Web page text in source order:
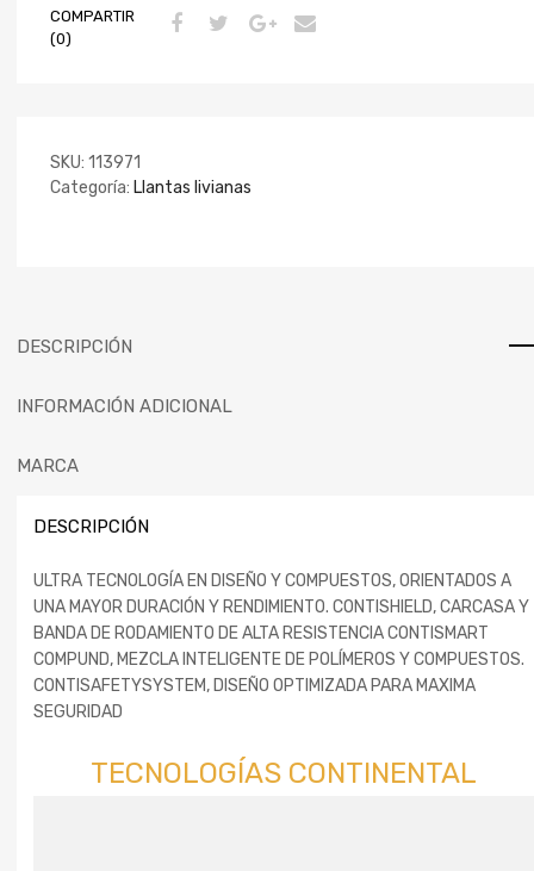
COMPARTIR
(0)
SKU: 113971
Categoría: Llantas livianas
DESCRIPCIÓN
INFORMACIÓN ADICIONAL
MARCA
DESCRIPCIÓN
ULTRA TECNOLOGÍA EN DISEÑO Y COMPUESTOS, ORIENTADOS A
UNA MAYOR DURACIÓN Y RENDIMIENTO. CONTISHIELD, CARCASA Y
BANDA DE RODAMIENTO DE ALTA RESISTENCIA CONTISMART
COMPUND, MEZCLA INTELIGENTE DE POLÍMEROS Y COMPUESTOS.
CONTISAFETYSYSTEM, DISEÑO OPTIMIZADA PARA MAXIMA
SEGURIDAD
TECNOLOGÍAS CONTINENTAL